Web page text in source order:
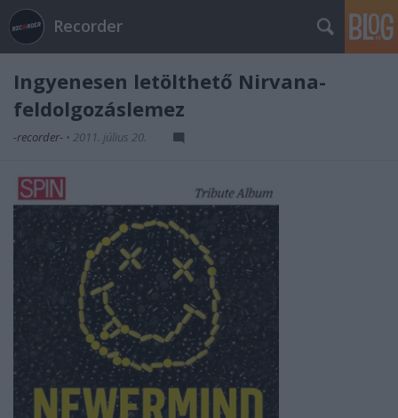
Recorder
Ingyenesen letölthető Nirvana-
feldolgozáslemez
-recorder- • 2011. július 20.